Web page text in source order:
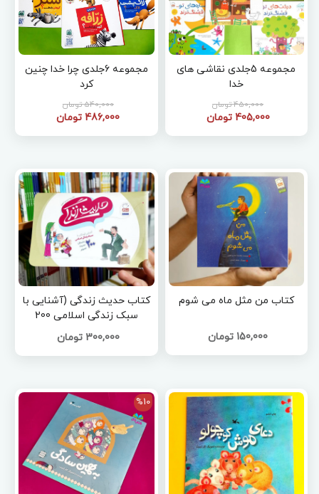
مجموعه 5جلدی نقاشی های
خدا
450,000 تومان
405,000 تومان
مجموعه 6جلدی چرا خدا چنین
کرد
540,000 تومان
486,000 تومان
کتاب من مثل ماه می شوم
150,000 تومان
کتاب حدیث زندگی (آشنایی با
سبک زندگی اسلامی 200
داستان حدیث تصویر)
300,000 تومان
%10